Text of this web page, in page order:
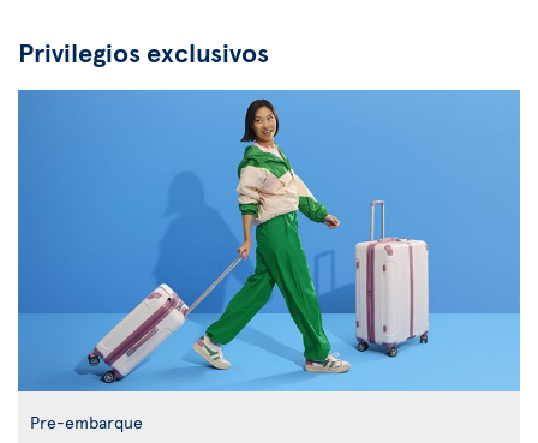
Privilegios exclusivos
Pre-embarque